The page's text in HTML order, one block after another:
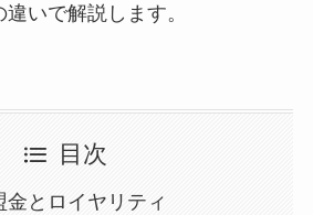
いで解説します。
目次
金とロイヤリティ